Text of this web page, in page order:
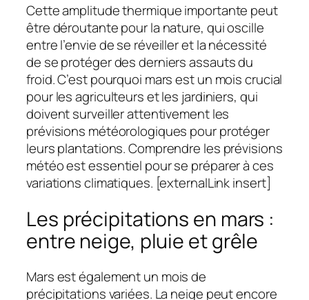
Cette amplitude thermique importante peut
être déroutante pour la nature, qui oscille
entre l’envie de se réveiller et la nécessité
de se protéger des derniers assauts du
froid. C’est pourquoi mars est un mois crucial
pour les agriculteurs et les jardiniers, qui
doivent surveiller attentivement les
prévisions météorologiques pour protéger
leurs plantations. Comprendre les prévisions
météo est essentiel pour se préparer à ces
variations climatiques. [externalLink insert]
Les précipitations en mars :
entre neige, pluie et grêle
Mars est également un mois de
précipitations variées. La neige peut encore